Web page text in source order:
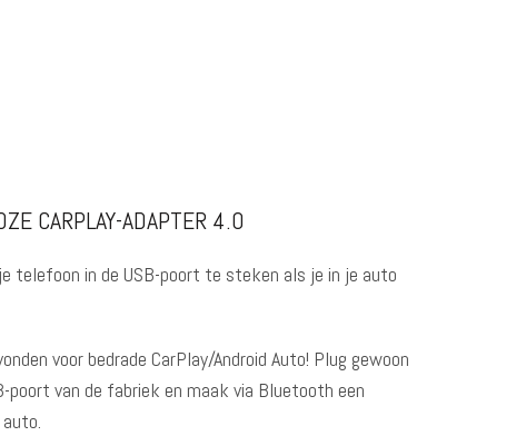
CARPLAY-ADAPTER 4.0
telefoon in de USB-poort te steken als je in je auto
voor bedrade CarPlay/Android Auto! Plug gewoon
poort van de fabriek en maak via Bluetooth een